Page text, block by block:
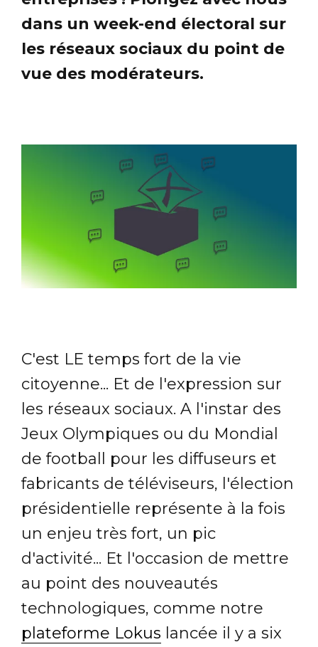
dans un week-end électoral sur
les réseaux sociaux du point de
vue des modérateurs.
C'est LE temps fort de la vie
citoyenne... Et de l'expression sur
les réseaux sociaux. A l'instar des
Jeux Olympiques ou du Mondial
de football pour les diffuseurs et
fabricants de téléviseurs, l'élection
présidentielle représente à la fois
un enjeu très fort, un pic
d'activité... Et l'occasion de mettre
au point des nouveautés
technologiques, comme notre
plateforme Lokus lancée il y a six